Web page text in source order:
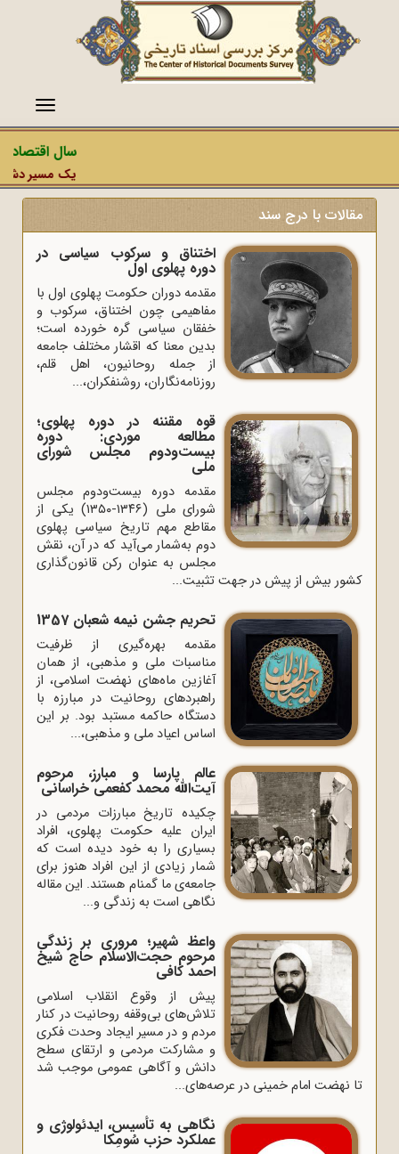
منو
سال اقتصاد
یک مسیر
مقالات با درج سند
اختناق و سرکوب سیاسی در
دوره پهلوی اول
مقدمه دوران حکومت پهلوی اول با
مفاهیمی چون اختناق، سرکوب و
خفقان سیاسی گره خورده است؛
بدین معنا که اقشار مختلف جامعه
از جمله روحانیون، اهل قلم،
روزنامه‌نگاران، روشنفکران،...
قوه مقننه در دوره پهلوی؛
مطالعه موردی: دوره
بیست‌ودوم مجلس شورای
ملی
مقدمه دوره بیست‌ودوم مجلس
شورای ملی (۱۳۴۶-۱۳۵۰) یکی از
مقاطع مهم تاریخ سیاسی پهلوی
دوم به‌شمار می‌آید که در آن، نقش
مجلس به عنوان رکن قانون‌گذاری
کشور بیش از پیش در جهت تثبیت...
تحریم جشن نیمه شعبان 1357
مقدمه بهره‌گیری از ظرفیت
مناسبات ملی و مذهبی، از همان
آغازین ماه‌های نهضت اسلامی، از
راهبردهای روحانیت در مبارزه با
دستگاه حاکمه مستبد بود. بر این
اساس اعیاد ملی و مذهبی،...
عالم پارسا و مبارز، مرحوم
آیت‌الله محمد کفعمی خراسانی
چکیده تاریخ مبارزات مردمی در
ایران علیه حکومت پهلوی، افراد
بسیاری را به خود دیده است که
شمار زیادی از این افراد هنوز برای
جامعه‌ی ما گمنام هستند. این مقاله
نگاهی است به زندگی و...
واعظ شهیر؛ مروری بر زندگی
مرحوم حجت‌الاسلام حاج شیخ
احمد کافی
پیش از وقوع انقلاب اسلامی
تلاش‌های بی‌وقفه روحانیت در کنار
مردم و در مسیر ایجاد وحدت فکری
و مشارکت مردمی و ارتقای سطح
دانش و آگاهی عمومی موجب شد
تا نهضت امام خمینی در عرصه‌های...
نگاهی به تأسیس، ایدئولوژی و
عملکرد حزب سُومِکا